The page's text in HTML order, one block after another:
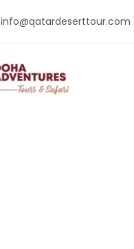
info@qatardeserttour.com